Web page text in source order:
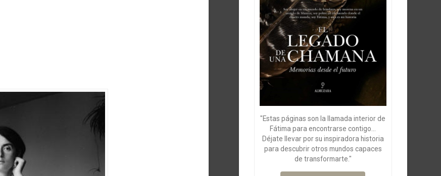
"Estas páginas son la llamada interior de
Fátima para encontrarse contigo...
Déjate llevar por su inspiradora historia
para descubrir otros mundos capaces
de transformarte."